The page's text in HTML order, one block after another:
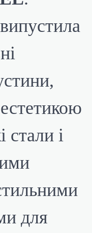
випустила
стали і
для